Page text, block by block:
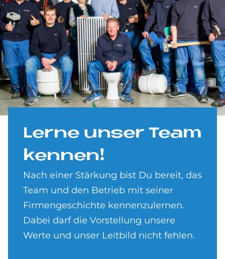
Ler­ne un­ser Team
ken­nen!
Nach einer Stärkung bist Du bereit, das
Team und den Betrieb mit seiner
Firmengeschichte kennenzulernen.
Dabei darf die Vorstellung unsere
Werte und unser Leitbild nicht fehlen.